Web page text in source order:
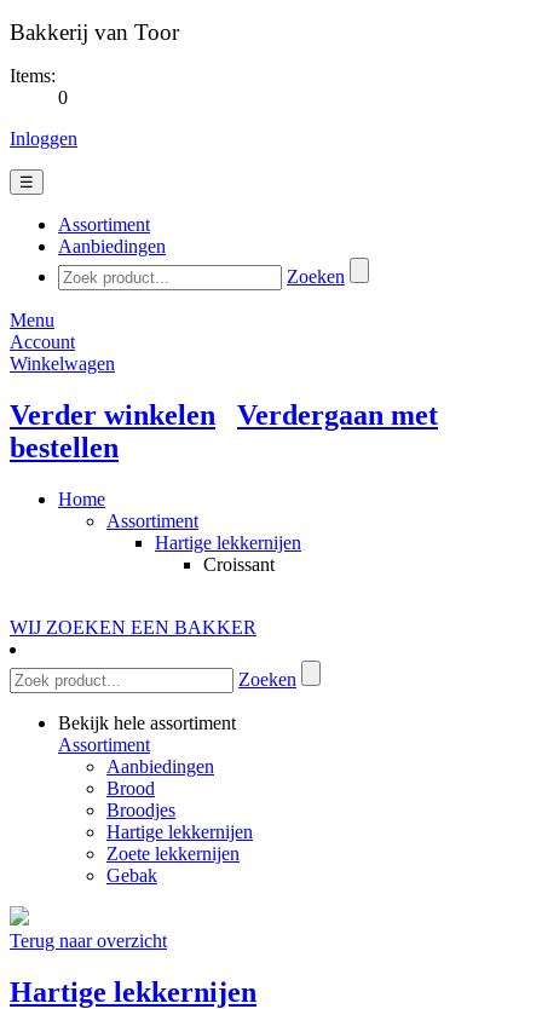
Bakkerij van Toor
Items:
0
Inloggen
☰
Assortiment
Aanbiedingen
Zoeken
Menu
Account
Winkelwagen
Verder winkelen
Verdergaan met
bestellen
Home
Assortiment
Hartige lekkernijen
Croissant
WIJ ZOEKEN EEN BAKKER
Zoeken
Bekijk hele assortiment
Assortiment
Aanbiedingen
Brood
Broodjes
Hartige lekkernijen
Zoete lekkernijen
Gebak
Terug naar overzicht
Hartige lekkernijen